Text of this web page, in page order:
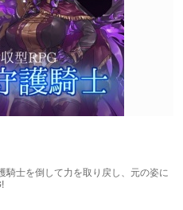
士を倒して力を取り戻し、元の姿に